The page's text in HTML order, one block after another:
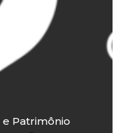
Patrimônio